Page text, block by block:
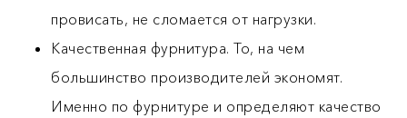
провисать, не сломается от нагрузки.
Качественная фурнитура. То, на чем
большинство производителей экономят.
Именно по фурнитуре и определяют качество